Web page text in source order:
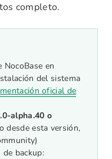
completo.
NocoBase en
del sistema
oficial de
alpha.40 o
desde esta versión,
de backup: